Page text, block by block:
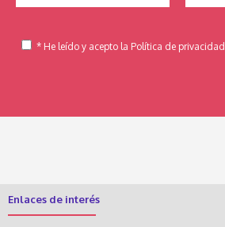
* He leído y acepto la Política de privacidad
Enlaces de interés